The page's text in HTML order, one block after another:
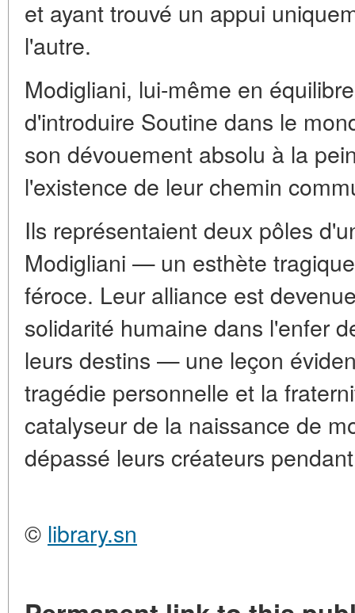
et ayant trouvé un appui
l'autre.
Modigliani, lui-même en
d'introduire Soutine dans le
son dévouement absolu à la
l'existence de leur chemin
Ils représentaient deux pôles
Modigliani — un esthète
féroce. Leur alliance est
solidarité humaine dans l'enfer
leurs destins — une leçon
tragédie personnelle et la
catalyseur de la naissance de
dépassé leurs créateurs
© library.sn